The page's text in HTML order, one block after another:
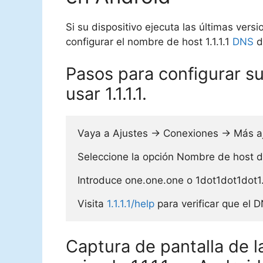
Si su dispositivo ejecuta las últimas
configurar el nombre de host 1.1.1.1 DNS
Pasos para configurar
usar 1.1.1.1.
Vaya a Ajustes → Conexiones → Más
Seleccione la opción Nombre de host
Introduce one.one.one o
Visita 1.1.1.1/help para verificar que el
Captura de pantalla de